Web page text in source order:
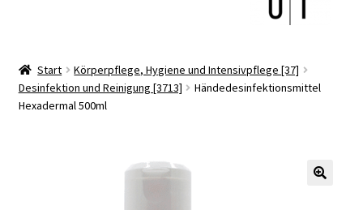
Pflegehilfsmittel
Informationen
Start
Körperpflege, Hygiene und Intensivpflege [37]
Desinfektion und Reinigung [3713]
Händedesinfektionsmittel
Hexadermal 500ml